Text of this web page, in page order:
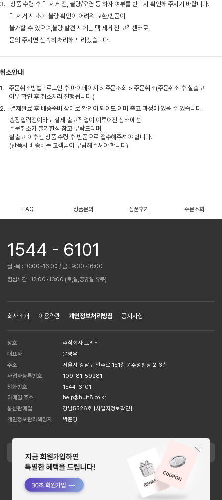
3.
상품 수령 후 택 제거 전, 불량/오염 등 하자 여부를 반드시 확인해 주시기 바랍니다.
택 제거 시 초기 불량 확인이 어려워 교환/반품이
불가할 수 있으며,불량 발견 시에는 택 제거 전 고객센터로
문의 주시면 신속히 처리해 드리겠습니다.
취소안내
1.
주문취소방법 : 로그인 후 마이페이지 > 주문조회 > 주문취소(주문취소 후 실출고
여부 확인 후 취소처리 진행됩니다.)
2.
결제완료 후 배송준비 상태로 확인이 되어도 이미 출고 과정에 있을 수 있습니다.
송장입력전이라도 실제 출고작업이 이루어진 상태에선
주문취소가 불가한점 참고 부탁드리며,
실출고 이후엔 상품 수령 후 반품으로 접수해주셔야 합니다.
(반품시 배송비는 고객님이 부담해주셔야 합니다)
FAQ 상품문의 상품후기 주문조회
1544 - 6101
월~목 : 10:00~16:00 / 금 : 9:30~16:00
점심시간 : 12:00~13:00 (토,일,공휴일 휴무)
회사소개 이용약관 개인정보처리방침 공지사항
상호
주식회사 그리티
대표자
문영우
주소
서울시 강남구 언주로 151길 7 주성빌딩 2-3층
사업자등록번호
109-81-59281
전화번호
1544-6101
이메일 주소
help@huit8.co.kr
통신판매업
강남5526호 [사업자정보확인]
개인정보관리책임자
박준영
APPLE STORE
Copyright MCORSET INC. All Right Reserved. designed by